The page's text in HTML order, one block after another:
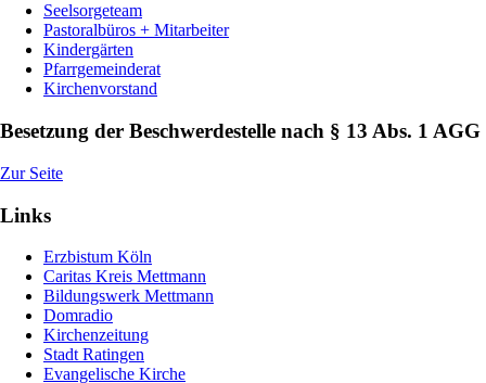
Seelsorgeteam
Pastoralbüros + Mitarbeiter
Kindergärten
Pfarrgemeinderat
Kirchenvorstand
Besetzung der Beschwerdestelle nach § 13 Abs. 1 AGG
Zur Seite
Links
Erzbistum Köln
Caritas Kreis Mettmann
Bildungswerk Mettmann
Domradio
Kirchenzeitung
Stadt Ratingen
Evangelische Kirche